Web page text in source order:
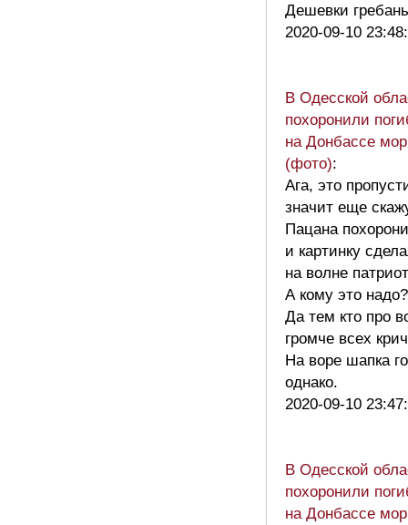
Дешевки
2020-09-10
В Одесской
похоронили
на Донбассе
(фото):
Ага, это
значит еще
Пацана
и картинку
на волне
А кому это надо?
Да тем кто про
громче всех
На воре шапка
однако.
2020-09-10
В Одесской
похоронили
на Донбассе